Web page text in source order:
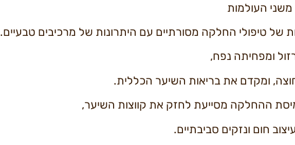
העולמות
של טיפולי החלקה מסורתיים עם היתרונות של מרכיבים טבעיים.
ומפחיתה נפח,
ומקדם את בריאות השיער הכללית.
ההחלקה מסייעת לחזק את קווצות השיער,
חום ונזקים סביבתיים.